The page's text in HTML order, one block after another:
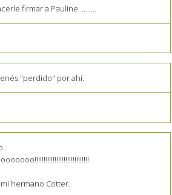
firmar a Pauline .........
"perdido" por ahí.
hermano Cotter.